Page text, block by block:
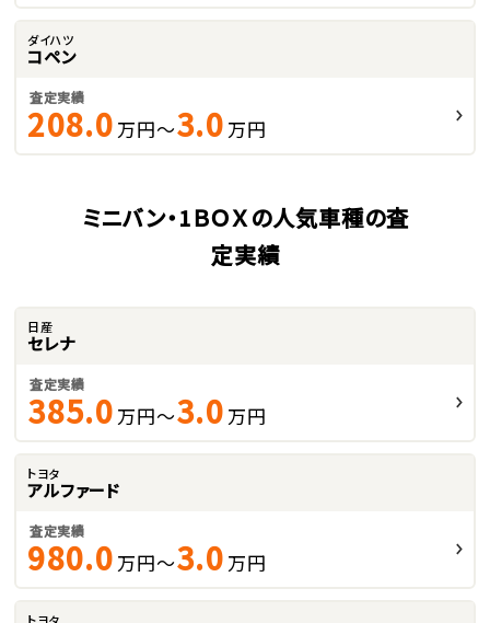
ダイハツ
コペン
査定実績
208.0 万円～3.0 万円
ミニバン・1ＢＯＸの人気車種の査
定実績
日産
セレナ
査定実績
385.0 万円～3.0 万円
トヨタ
アルファード
査定実績
980.0 万円～3.0 万円
トヨタ